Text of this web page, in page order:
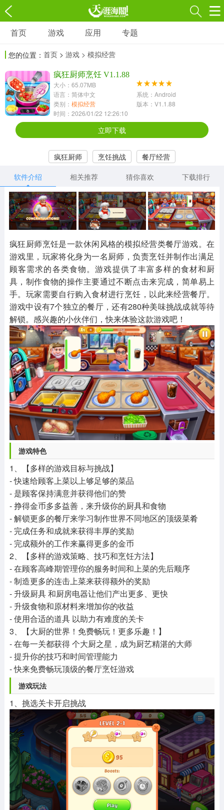
游戏
3697款应用
1597款应用
休闲益智
13387款应用
2196款应用
冒险解谜
1072款应用
418款应用
568款应用
音乐舞蹈
269款应用
2716款应用
515款应用
其他
1654款应用
游戏助手
515款应用
MOD游戏
1056款应用
首页 游戏 应用 专题
您的位置： 首页 > 游戏 > 模拟经营
疯狂厨师烹饪 V1.1.88
大小：65.07MB
语言：简体中文
系统：Android
类别： 模拟经营
版本：V1.1.88
时间：2026/01/22 12:26:10
立即下载
疯狂厨师 烹饪挑战
餐厅经营
软件介绍
相关推荐 猜你喜欢 下载排行
疯狂厨师烹饪是一款休闲风格的模拟经营类餐厅游戏。在
游戏里，玩家将化身为一名厨师，负责烹饪并制作出满足
顾客需求的各类食物。游戏提供了丰富多样的食材和厨
具，制作食物的操作主要通过不断点击来完成，简单易上
手。玩家需要自行购入食材进行烹饪，以此来经营餐厅。
游戏中设有7个独立的餐厅，还有280种美味挑战成就等待
解锁。感兴趣的小伙伴们，快来体验这款游戏吧！
游戏特色
1、【多样的游戏目标与挑战】
- 快速给顾客上菜以上够足够的菜品
- 是顾客保持满意并获得他们的赞
- 挣得金币多多益善，来升级你的厨具和食物
- 解锁更多的餐厅来学习制作世界不同地区的顶级菜肴
- 完成任务和成就来获得丰厚的奖励
- 完成额外的工作来赢得更多的金币
2、【多样的游戏策略、技巧和烹饪方法】
- 在顾客高峰期管理你的服务时间和上菜的先后顺序
- 制造更多的连击上菜来获得额外的奖励
- 升级厨具 和厨房电器让他们产出更多、更快
- 升级食物和原材料来增加你的收益
- 使用合适的道具 以助力有难度的关卡
3、【大厨的世界！免费畅玩！更多乐趣！】
- 在每一关都获得 个大厨之星，成为厨艺精湛的大师
- 提升你的技巧和时间管理能力
- 快来免费畅玩顶级的餐厅烹饪游戏
游戏玩法
1、挑选关卡开启挑战